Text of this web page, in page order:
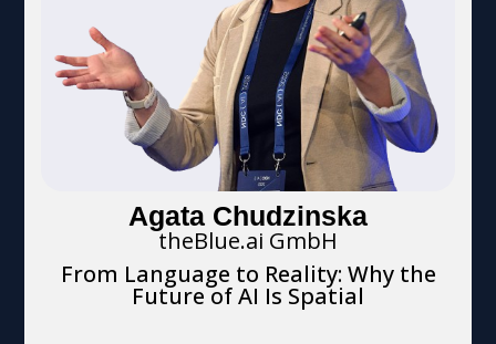
Agata Chudzinska
theBlue.ai GmbH
From Language to Reality: Why the
Future of AI Is Spatial